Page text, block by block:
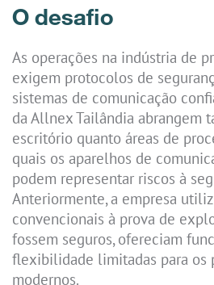
O desafio
As operações na indústria de
exigem protocolos de
sistemas de comunicação
da Allnex Tailândia abrangem
escritório quanto áreas de
quais os aparelhos de
podem representar riscos à
Anteriormente, a empresa
convencionais à prova de
fossem seguros, ofereciam
flexibilidade limitadas para os
modernos.